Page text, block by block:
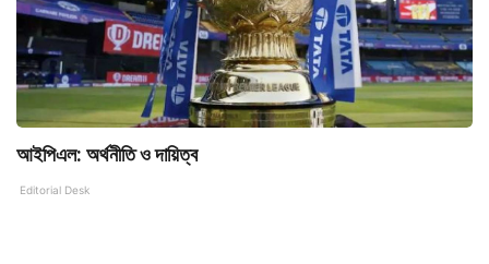
আইপিএল: অর্থনীতি ও দায়িত্ব
Editorial Desk